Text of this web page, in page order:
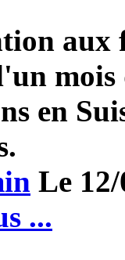
aux
en
Le
...